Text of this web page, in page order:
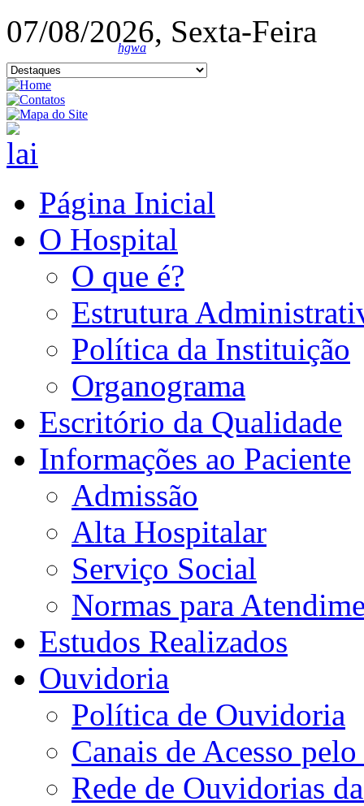
07/08/2026, Sexta-Feira
hgwa
Página Inicial
O Hospital
O que é?
Estrutura
Política da Instituição
Organograma
Escritório da Qualidade
Informações ao Paciente
Admissão
Alta Hospitalar
Serviço Social
Normas para
Estudos Realizados
Ouvidoria
Política de Ouvidoria
Canais de Acesso
Rede de Ouvidorias